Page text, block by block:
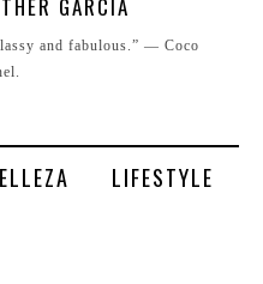
GARCÍA
and fabulous.” ― Coco
LIFESTYLE